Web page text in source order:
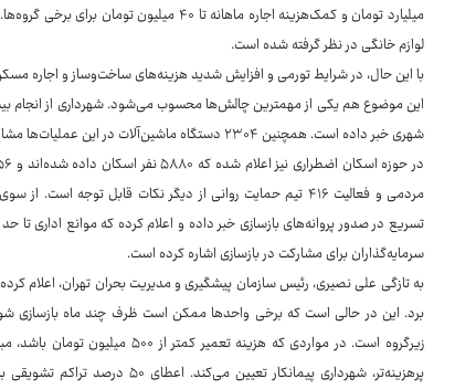
لوازم خانگی در نظر گرفته شده است.
با این حال، در شرایط تورمی و افزایش شدید هزینه‌های ساخت‌وساز و اجاره
شهری خبر داده است. همچنین ۲۳۰۴ دستگاه ماشین‌آلات در این عملیات‌ها مشارکت داشته‌اند. این اعداد نشان‌دهنده بسیج قابل توجه منابع است.
مردمی و فعالیت ۴۱۶ تیم حمایت روانی از دیگر نکات قابل توجه
تسریع در صدور پروانه‌های بازسازی خبر داده و اعلام کرده که موانع اداری
سرمایه‌گذاران برای مشارکت در بازسازی اشاره کرده است.
به تازگی علی نصیری، رئیس سازمان پیشگیری و مدیریت بحران تهران، اعلام
برد. این در حالی است که برخی واحدها ممکن است ظرف چند ماه بازسازی
زیرگروه است. در مواردی که هزینه
پرهزینه‌تر، شهرداری پیمانکار